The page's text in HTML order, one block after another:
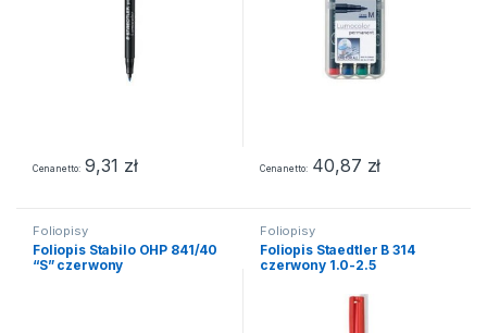
Cena netto 9,31 zł Cena netto 40,87 zł
Foliopisy
Foliopis Stabilo OHP 841/40
“S” czerwony
Foliopisy
Foliopis Staedtler B 314
czerwony 1.0-2.5